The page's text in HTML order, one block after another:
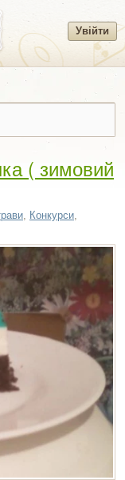
Увійти
( зимовий
, Конкурси,